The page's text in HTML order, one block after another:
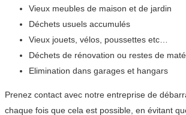
Vieux meubles de maison et de jardin
Déchets usuels accumulés
Vieux jouets, vélos, poussettes etc…
Déchets de rénovation ou restes de
Elimination dans garages et hangars
Prenez contact avec notre entreprise de
chaque fois que cela est possible, en évitant